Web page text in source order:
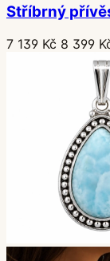
Stříbrný
7 139 Kč 8 399